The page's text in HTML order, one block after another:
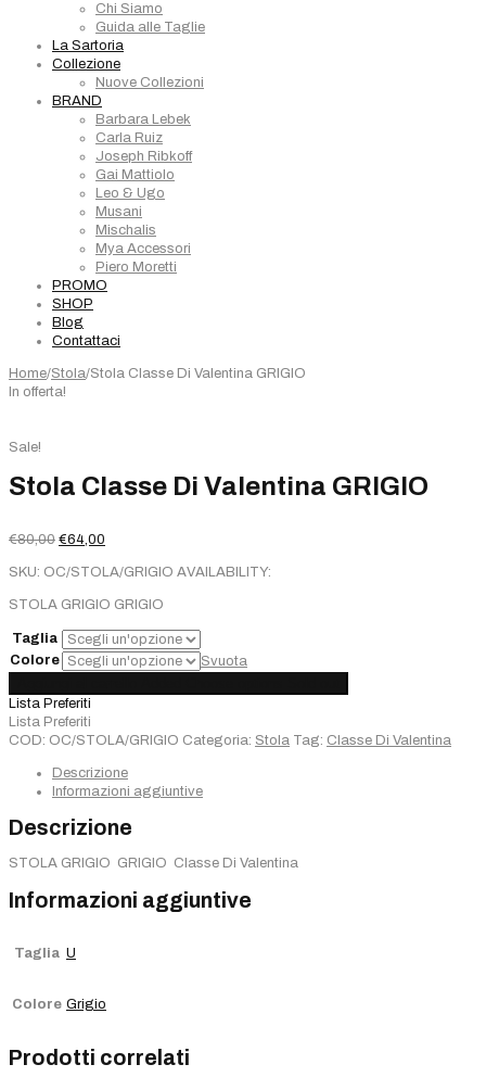
Chi Siamo
Guida alle Taglie
La Sartoria
Collezione
Nuove Collezioni
BRAND
Barbara Lebek
Carla Ruiz
Joseph Ribkoff
Gai Mattiolo
Leo & Ugo
Musani
Mischalis
Mya Accessori
Piero Moretti
PROMO
SHOP
Blog
Contattaci
Home/Stola/Stola Classe Di Valentina GRIGIO
In offerta!
Sale!
Stola Classe Di Valentina GRIGIO
€80,00 Il
originale
€80,00.
€64,00
attuale
€64,00.
SKU: OC/STOLA/GRIGIO AVAILABILITY:
STOLA GRIGIO GRIGIO
Taglia
Colore
Svuota
Classe
Di
Valentina
quantità
Lista Preferiti
Lista Preferiti
COD: OC/STOLA/GRIGIO Categoria: Stola Tag: Classe Di Valentina
Descrizione
Informazioni aggiuntive
Descrizione
STOLA GRIGIO GRIGIO Classe Di Valentina
Informazioni aggiuntive
Taglia U
Colore Grigio
Prodotti correlati